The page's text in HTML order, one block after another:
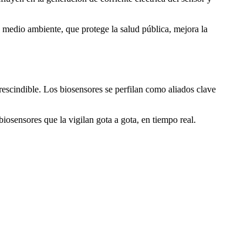
ambiente, que protege la salud pública, mejora la
Los biosensores se perfilan como aliados clave
que la vigilan gota a gota, en tiempo real.